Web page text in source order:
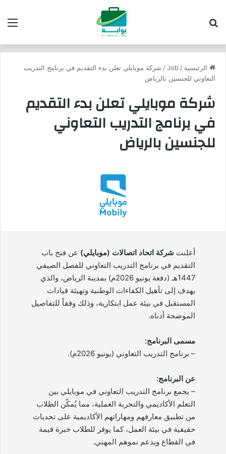
الرئيسية /
Job
/ شركة موبايلي تعلن بدء التقديم في برنامج التدريب
التعاوني للجنسين بالرياض
شركة موبايلي تعلن بدء التقديم
في برنامج التدريب التعاوني
للجنسين بالرياض
أعلنت شركة اتحاد اتصالات (موبايلي) عن فتح باب
التقديم في برنامج التدريب التعاوني للفصل الصيفي
1447هـ (دفعة يونيو 2026م) بمدينة الرياض، والذي
يهدف إلى تأهيل الكفاءات الوطنية وتهيئة قيادات
المستقبل في بيئة عمل ابتكارية، وذلك وفقاً للتفاصيل
الموضحة أدناه.
مسمى البرنامج:
– برنامج التدريب التعاوني (يونيو 2026م).
عن البرنامج:
– يجمع برنامج التدريب التعاوني في موبايلي بين
التعلم الأكاديمي والتجربة العملية، مما يُمكّن الطلاب
من تطبيق معارفهم ومهاراتهم الأكاديمية على تحديات
حقيقية في بيئة العمل، كما يوفر للطلاب خبرة قيمة
في القطاع ويدعم نموهم المهني.